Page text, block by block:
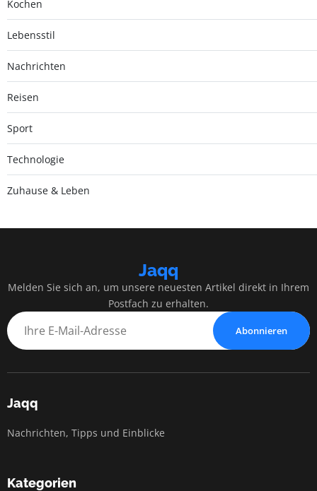
Kochen
Lebensstil
Nachrichten
Reisen
Sport
Technologie
Zuhause & Leben
Jaqq
Melden Sie sich an, um unsere neuesten Artikel direkt in Ihrem
Postfach zu erhalten.
Abonnieren
Jaqq
Nachrichten, Tipps und Einblicke
Kategorien